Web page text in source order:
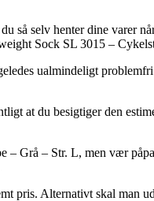
så selv henter dine varer
Sock SL 3015 –
ualmindeligt
at du besigtiger den
– Grå – Str. L, men vær
pris. Alternativt skal man